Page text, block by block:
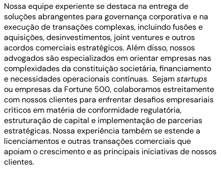
Nossa equipe experiente se destaca na entrega de
soluções abrangentes para governança corporativa e na
execução de transações complexas, incluindo fusões e
aquisições, desinvestimentos, joint ventures e outros
acordos comerciais estratégicos. Além disso, nossos
advogados são especializados em orientar empresas nas
complexidades da constituição societária, financiamento
e necessidades operacionais contínuas. Sejamstartups
ou empresas da Fortune 500, colaboramos estreitamente
com nossos clientes para enfrentar desafios empresariais
críticos em matéria de conformidade regulatória,
estruturação de capital e implementação de parcerias
estratégicas. Nossa experiência também se estende a
licenciamentos e outras transações comerciais que
apoiam o crescimento e as principais iniciativas de nossos
clientes.